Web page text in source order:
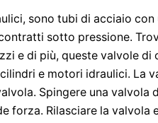
sono tubi di acciaio con
sotto pressione.
e di più, queste valvole di
e motori idraulici. La
Spingere una valvola
forza. Rilasciare la valvola